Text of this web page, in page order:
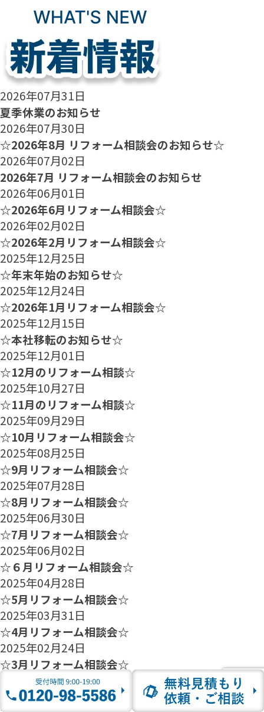
2026年07月31日
夏季休業のお知らせ
2026年07月30日
☆2026年8月 リフォーム相談会のお知らせ☆
2026年07月02日
2026年7月 リフォーム相談会のお知らせ
2026年06月01日
☆2026年6月リフォーム相談会☆
2026年02月02日
☆2026年2月リフォーム相談会☆
2025年12月25日
☆年末年始のお知らせ☆
2025年12月24日
☆2026年1月リフォーム相談会☆
2025年12月15日
☆本社移転のお知らせ☆
2025年12月01日
☆12月のリフォーム相談☆
2025年10月27日
☆11月のリフォーム相談☆
2025年09月29日
☆10月リフォーム相談会☆
2025年08月25日
☆9月リフォーム相談会☆
2025年07月28日
☆8月リフォーム相談会☆
2025年06月30日
☆7月リフォーム相談会☆
2025年06月02日
☆６月リフォーム相談会☆
2025年04月28日
☆5月リフォーム相談会☆
2025年03月31日
☆4月リフォーム相談会☆
2025年02月24日
☆3月リフォーム相談会☆
2025年01月27日
☆2月のリフォーム相談会のご案内☆